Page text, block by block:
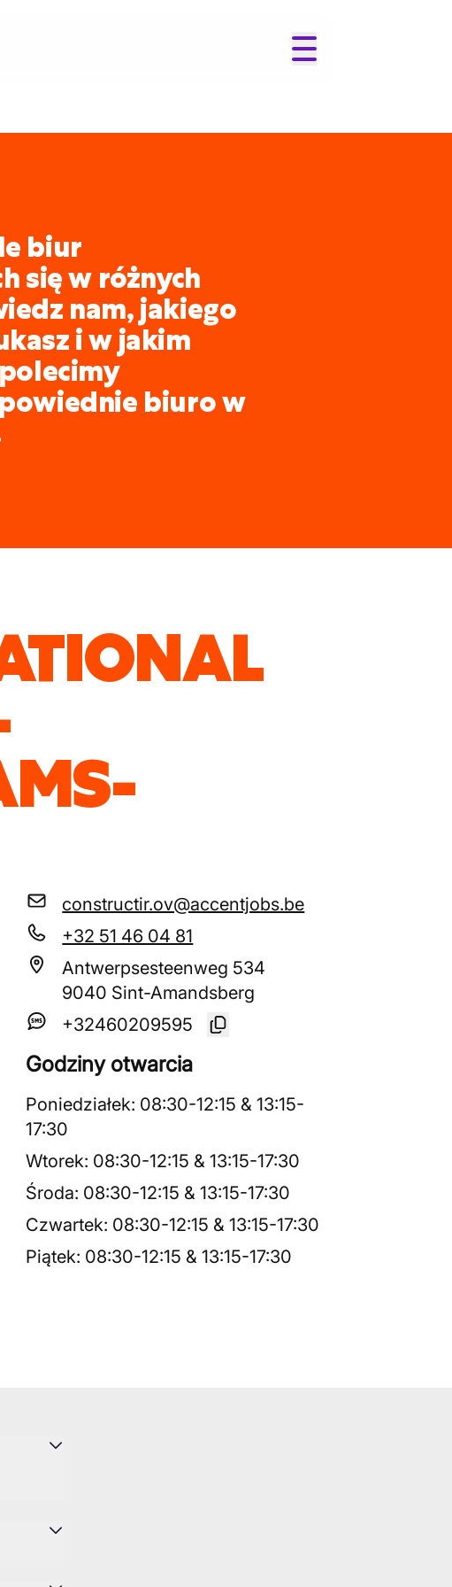
biur
się w różnych
nam, jakiego
i w jakim
biuro w
constructir.ov@accentjobs.be
+32 51 46 04 81
Antwerpsesteenweg 534
9040 Sint-Amandsberg
+32460209595
Godziny otwarcia
Poniedziałek: 08:30-12:15 &13:15-
17:30
Wtorek: 08:30-12:15 &13:15-17:30
Środa: 08:30-12:15 &13:15-17:30
Czwartek: 08:30-12:15 &13:15-17:30
Piątek: 08:30-12:15 &13:15-17:30